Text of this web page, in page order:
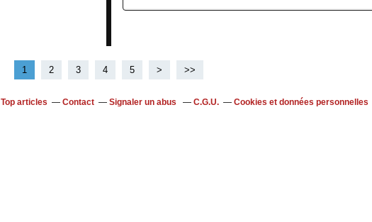
1 2 3 4 5 > >>
Top articles Contact Signaler un abus C.G.U. Cookies et données personnelles